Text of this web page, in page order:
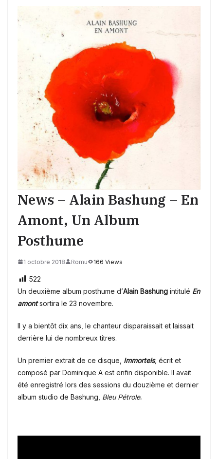
News – Alain Bashung – En
Amont, Un Album
Posthume
1 octobre 2018 Romu 166 Views
522
Un deuxième album posthume d’Alain Bashung intitulé En
amontsortira le 23 novembre.
Il y a bientôt dix ans, le chanteur disparaissait et laissait
derrière lui de nombreux titres.
Un premier extrait de ce disque, Immortels, écrit et
composé par Dominique A est enfin disponible. Il avait
été enregistré lors des sessions du douzième et dernier
album studio de Bashung, Bleu Pétrole.